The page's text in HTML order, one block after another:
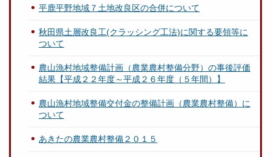
平鹿平野地域７土地改良区の合併について
秋田県土層改良工(クラッシング工法)に関する要領等に
ついて
農山漁村地域整備計画（農業農村整備分野）の事後評価
結果【平成２２年度～平成２６年度（５年間）】
農山漁村地域整備交付金の整備計画（農業農村整備）に
ついて
あきたの農業農村整備２０１５